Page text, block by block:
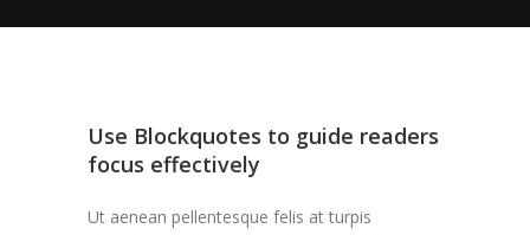
Use Blockquotes to guide readers
focus effectively
Ut aenean pellentesque felis at turpis